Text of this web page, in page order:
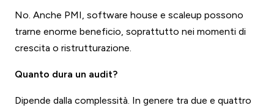
No. Anche PMI, software house e scaleup possono
trarne enorme beneficio, soprattutto nei momenti di
crescita o ristrutturazione.
Quanto dura un audit?
Dipende dalla complessità. In genere tra due e quattro